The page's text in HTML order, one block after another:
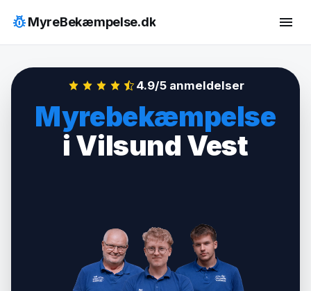
indhold
pest_controlMyreBekæmpelse.dk menu
4.9/5 anmeldelser
Myrebekæmpelse
i Vilsund Vest